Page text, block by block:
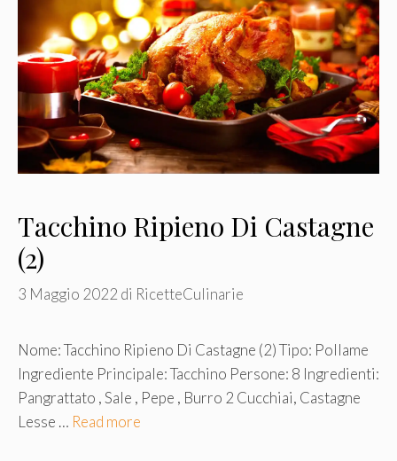
Tacchino Ripieno Di Castagne
(2)
3 Maggio 2022 di RicetteCulinarie
Nome: Tacchino Ripieno Di Castagne (2) Tipo: Pollame
Ingrediente Principale: Tacchino Persone: 8 Ingredienti:
Pangrattato , Sale , Pepe , Burro 2 Cucchiai, Castagne
Lesse … Read more